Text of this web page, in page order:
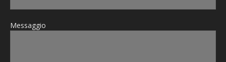
Messaggio